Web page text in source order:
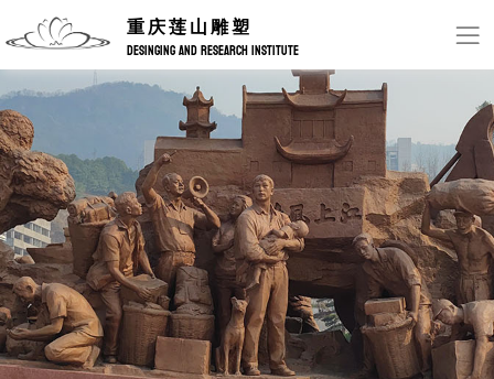
重庆莲山雕塑
DESINGING AND RESEARCH INSTITUTE